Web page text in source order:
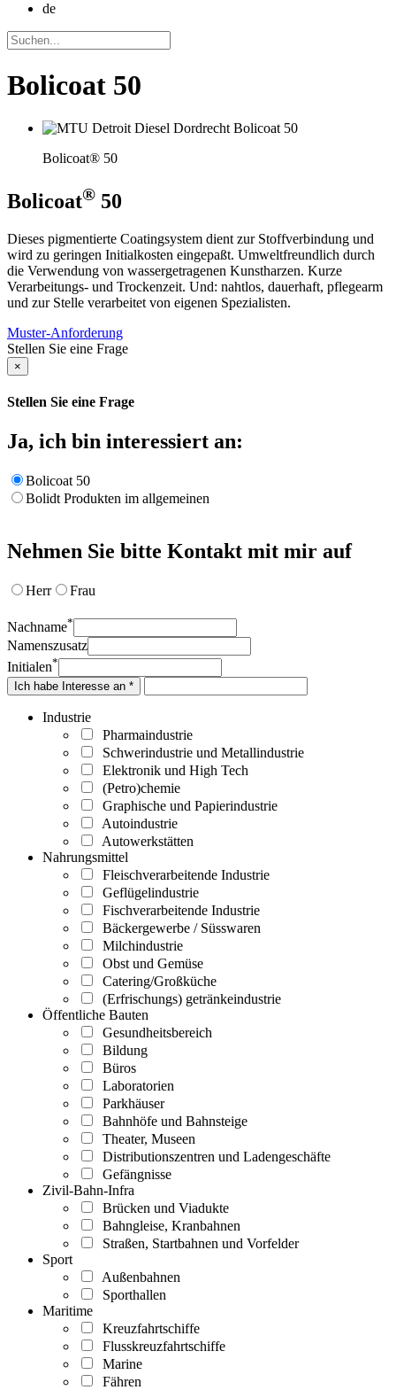
de
Bolicoat 50
Bolicoat® 50
Bolicoat® 50
Dieses pigmentierte Coatingsystem dient zur Stoffverbindung und
wird zu geringen Initialkosten eingepaßt. Umweltfreundlich durch
die Verwendung von wassergetragenen Kunstharzen. Kurze
Verarbeitungs- und Trockenzeit. Und: nahtlos, dauerhaft, pflegearm
und zur Stelle verarbeitet von eigenen Spezialisten.
Muster-Anforderung
Stellen Sie eine Frage
×
Stellen Sie eine Frage
Ja, ich bin interessiert an:
Bolicoat 50
Bolidt Produkten im allgemeinen
Nehmen Sie bitte Kontakt mit mir auf
Herr Frau
Nachname*
Namenszusatz
Initialen*
Ich habe Interesse an *
Industrie
Pharmaindustrie
Schwerindustrie und Metallindustrie
Elektronik und High Tech
(Petro)chemie
Graphische und Papierindustrie
Autoindustrie
Autowerkstätten
Nahrungsmittel
Fleischverarbeitende Industrie
Geflügelindustrie
Fischverarbeitende Industrie
Bäckergewerbe / Süsswaren
Milchindustrie
Obst und Gemüse
Catering/Großküche
(Erfrischungs) getränkeindustrie
Öffentliche Bauten
Gesundheitsbereich
Bildung
Büros
Laboratorien
Parkhäuser
Bahnhöfe und Bahnsteige
Theater, Museen
Distributionszentren und Ladengeschäfte
Gefängnisse
Zivil-Bahn-Infra
Brücken und Viadukte
Bahngleise, Kranbahnen
Straßen, Startbahnen und Vorfelder
Sport
Außenbahnen
Sporthallen
Maritime
Kreuzfahrtschiffe
Flusskreuzfahrtschiffe
Marine
Fähren